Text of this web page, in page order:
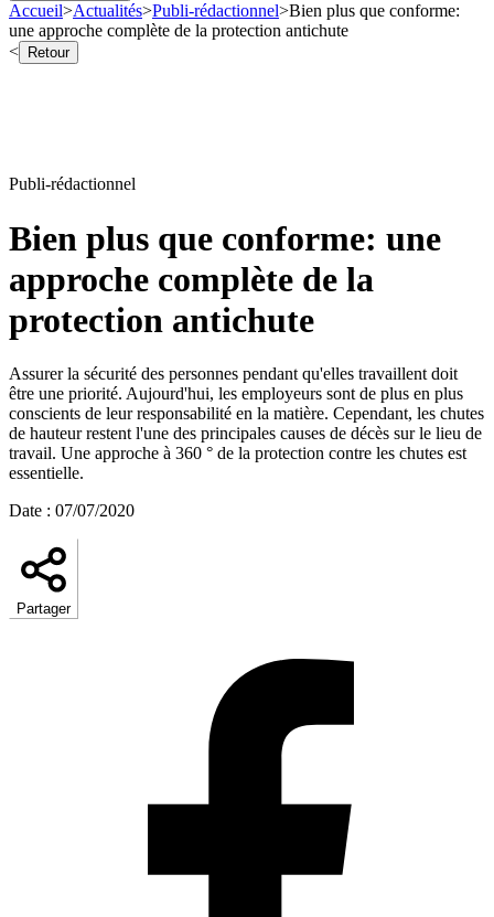
Accueil>Actualités>Publi-rédactionnel>Bien plus que conforme:
une approche complète de la protection antichute
<
Retour
Publi-rédactionnel
Bien plus que conforme: une
approche complète de la
protection antichute
Assurer la sécurité des personnes pendant qu'elles travaillent doit
être une priorité. Aujourd'hui, les employeurs sont de plus en plus
conscients de leur responsabilité en la matière. Cependant, les chutes
de hauteur restent l'une des principales causes de décès sur le lieu de
travail. Une approche à 360 ° de la protection contre les chutes est
essentielle.
Date : 07/07/2020
Partager